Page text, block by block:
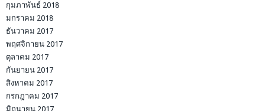
กุมภาพันธ์ 2018
มกราคม 2018
ธันวาคม 2017
พฤศจิกายน 2017
ตุลาคม 2017
กันยายน 2017
สิงหาคม 2017
กรกฎาคม 2017
มิถุนายน 2017